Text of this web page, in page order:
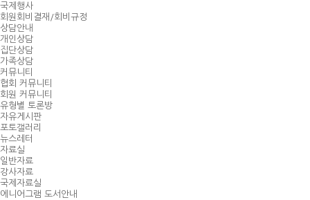
국제행사
회원회비결재/회비규정
상담안내
개인상담
집단상담
가족상담
커뮤니티
협회 커뮤니티
회원 커뮤니티
유형별 토론방
자유게시판
포토갤러리
뉴스레터
자료실
일반자료
강사자료
국제자료실
에니어그램 도서안내